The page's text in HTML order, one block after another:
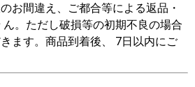
お間違え、ご都合等による返品・
。ただし破損等の初期不良の場合
ます。商品到着後、 7日以内にご